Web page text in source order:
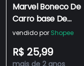
Marvel Boneco De
Carro base De
Brinquedo Montado
Homem-Aranha/De
vendido por Shopee
R$ 25,99
mais de 2 anos